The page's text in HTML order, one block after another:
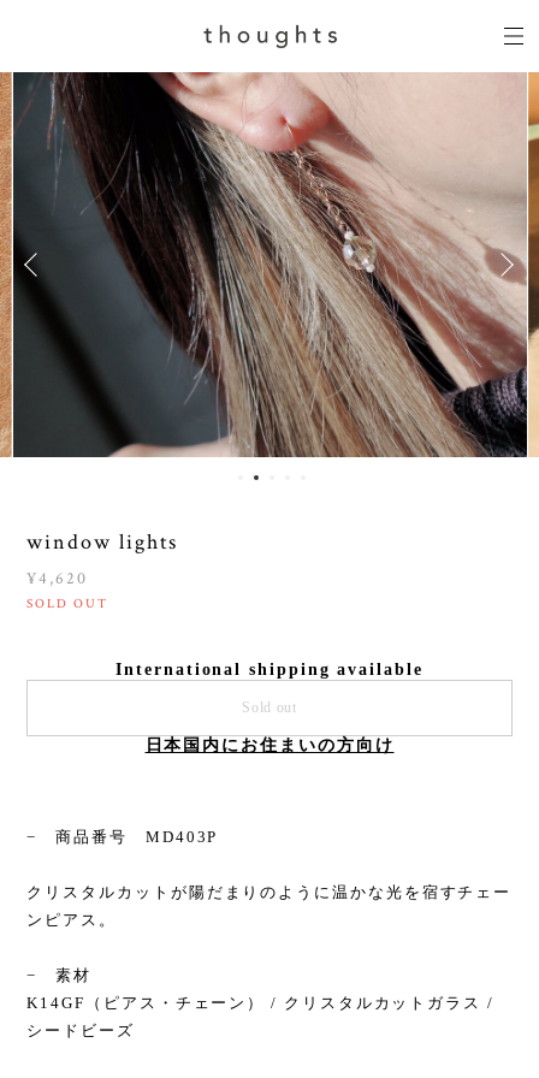
window lights
¥4,620
SOLD OUT
International shipping available
Sold out
日本国内にお住まいの方向け
− 商品番号 MD403P
クリスタルカットが陽だまりのように温かな光を宿すチェー
ンピアス。
− 素材
K14GF（ピアス・チェーン） / クリスタルカットガラス /
シードビーズ